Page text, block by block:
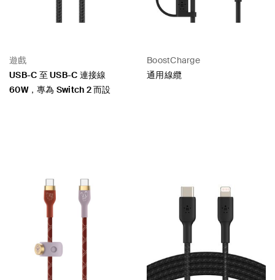
遊戲
USB-C 至 USB-C 連接線
60W，專為 Switch 2 而設
BoostCharge
通用線纜